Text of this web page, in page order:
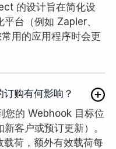
的设计旨在简化设
台（例如 Zapier、
用的应用程序时会更
购有何影响？
您的 Webhook 目标位
客户或预订更新）。
荷，额外有效载荷每